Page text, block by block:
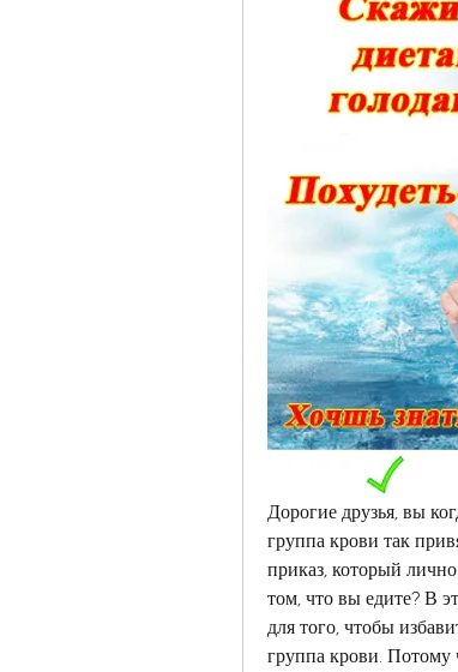
Дорогие друзья, вы
группа крови так
приказ, который
том, что вы едите? В
для того, чтобы
группа крови. Потому